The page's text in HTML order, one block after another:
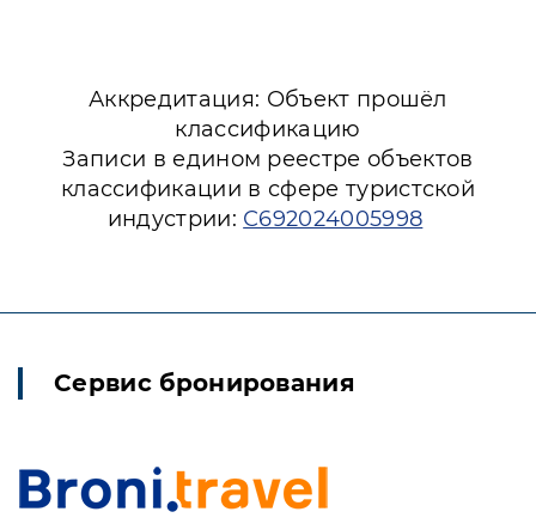
Аккредитация: Объект прошёл
классификацию
Записи в едином реестре объектов
классификации в сфере туристской
индустрии: С692024005998
Сервис бронирования